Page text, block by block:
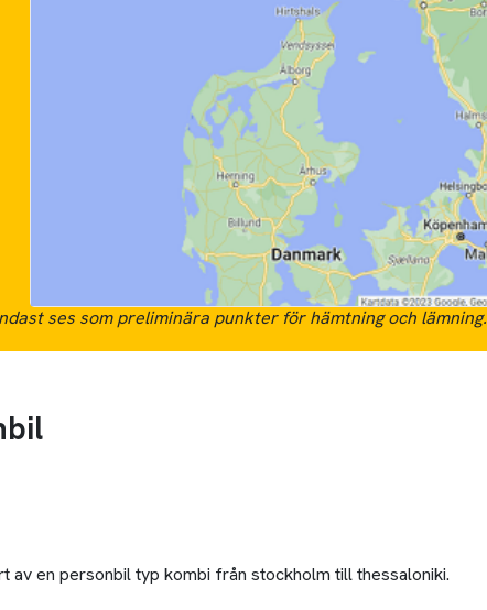
ses som preliminära punkter för hämtning och lämning.
av en personbil typ kombi från stockholm till thessaloniki.